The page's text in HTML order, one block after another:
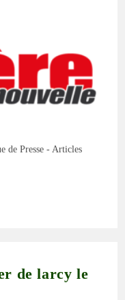
de Presse - Articles
de larcy le